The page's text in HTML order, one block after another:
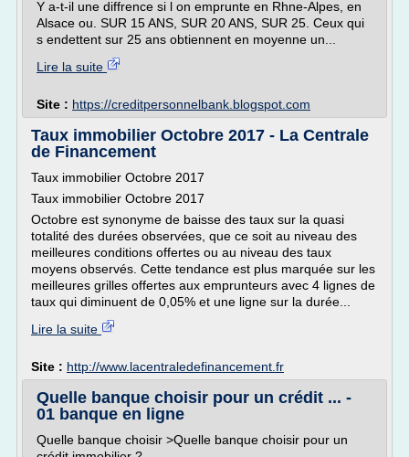
Y a-t-il une diffrence si l on emprunte en Rhne-Alpes, en
Alsace ou. SUR 15 ANS, SUR 20 ANS, SUR 25. Ceux qui
s endettent sur 25 ans obtiennent en moyenne un...
Lire la suite
Site : https://creditpersonnelbank.blogspot.com
Taux immobilier Octobre 2017 - La Centrale
de Financement
Taux immobilier Octobre 2017
Taux immobilier Octobre 2017
Octobre est synonyme de baisse des taux sur la quasi
totalité des durées observées, que ce soit au niveau des
meilleures conditions offertes ou au niveau des taux
moyens observés. Cette tendance est plus marquée sur les
meilleures grilles offertes aux emprunteurs avec 4 lignes de
taux qui diminuent de 0,05% et une ligne sur la durée...
Lire la suite
Site : http://www.lacentraledefinancement.fr
Quelle banque choisir pour un crédit ... -
01 banque en ligne
Quelle banque choisir >Quelle banque choisir pour un